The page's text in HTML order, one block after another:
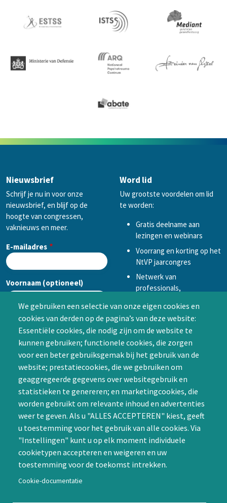
We gebruiken een selectie van onze eigen cookies en
cookies van derden op de pagina’s van deze website:
Essentiële cookies, die nodig zijn om de website te
kunnen gebruiken; functionele cookies, die zorgen
voor een beter gebruiksgemak bij het gebruik van de
website; prestatiecookies, die we gebruiken om
geaggregeerde gegevens over websitegebruik en
statistieken te genereren; en marketingcookies, die
worden gebruikt om relevante inhoud en advertenties
weer te geven. Als u "ALLES ACCEPTEREN" kiest, geeft
u toestemming voor het gebruik van alle cookies. Via
"Instellingen" kunt u op elk moment individuele
cookietypen accepteren en weigeren en uw
toestemming voor de toekomst intrekken.
Cookie-documentatie
Nieuwsbrief
Schrijf je nu in voor onze
nieuwsbrief, en blijf op de
hoogte van congressen,
vaknieuws en meer.
E-mailadres
Voornaam (optioneel)
Achternaam (optioneel)
CAPTCHA
Word lid
Uw grootste voordelen om lid
te worden:
Gratis deelname aan
lezingen en webinars
Voorrang en korting op het
NtVP jaarcongres
Netwerk van
professionals,
samenwerken in een van
de Special Interest
Groepen (SIG’s) of zelf een
SIG initiëren
Word lid
Contact
Nienoord 5, 1112 XE Diemen
info@ntvp.nl